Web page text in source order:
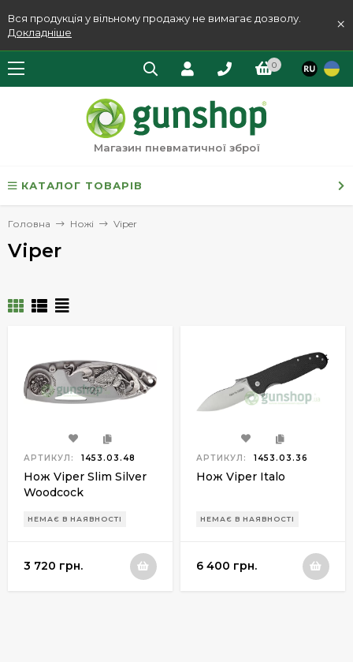
Вся продукція у вільному продажу не вимагає дозволу.
Докладніше
×
0
Магазин пневматичної зброї
КАТАЛОГ ТОВАРІВ
Головна Ножі Viper
Viper
АРТИКУЛ: 1453.03.48
Нож Viper Slim Silver
Woodcock
НЕМАЄ В НАЯВНОСТІ
3 720 грн.
АРТИКУЛ: 1453.03.36
Нож Viper Italo
НЕМАЄ В НАЯВНОСТІ
6 400 грн.